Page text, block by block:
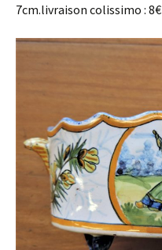
7cm.livraison colissimo : 8€